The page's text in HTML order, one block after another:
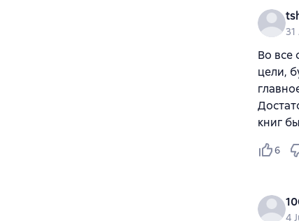
31
Во все
цели,
книг
6
4